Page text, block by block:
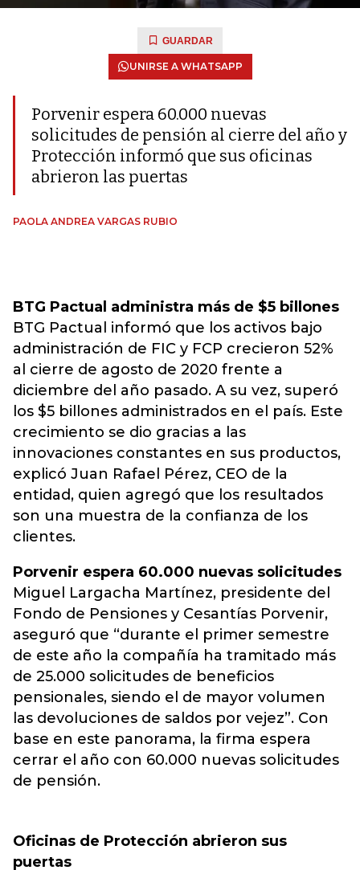
GUARDAR
UNIRSE A WHATSAPP
Porvenir espera 60.000 nuevas
solicitudes de pensión al cierre del año y
Protección informó que sus oficinas
abrieron las puertas
PAOLA ANDREA VARGAS RUBIO
BTG Pactual administra más de $5 billones
BTG Pactual informó que los activos bajo
administración de FIC y FCP crecieron 52%
al cierre de agosto de 2020 frente a
diciembre del año pasado. A su vez, superó
los $5 billones administrados en el país. Este
crecimiento se dio gracias a las
innovaciones constantes en sus productos,
explicó Juan Rafael Pérez, CEO de la
entidad, quien agregó que los resultados
son una muestra de la confianza de los
clientes.
Porvenir espera 60.000 nuevas solicitudes
Miguel Largacha Martínez, presidente del
Fondo de Pensiones y Cesantías Porvenir,
aseguró que “durante el primer semestre
de este año la compañía ha tramitado más
de 25.000 solicitudes de beneficios
pensionales, siendo el de mayor volumen
las devoluciones de saldos por vejez”. Con
base en este panorama, la firma espera
cerrar el año con 60.000 nuevas solicitudes
de pensión.
Oficinas de Protección abrieron sus
puertas